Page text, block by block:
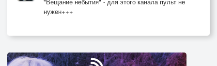
нужен+++